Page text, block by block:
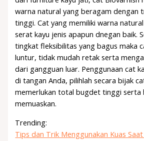
warna natural yang beragam dengan
tinggi. Cat yang memiliki warna
serat kayu jenis apapun dnegan baik.
tingkat fleksibilitas yang bagus maka
luntur, tidak mudah retak serta
dari gangguan luar. Penggunaan cat
di tangan Anda, pilihlah secara bijak
memerlukan total bugdet tinggi serta
memuaskan.
Trending:
Tips dan Trik Menggunakan Kuas